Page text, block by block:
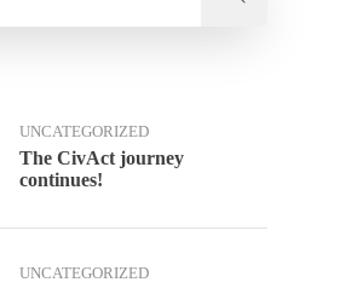
UNCATEGORIZED
The CivAct journey
continues!
UNCATEGORIZED